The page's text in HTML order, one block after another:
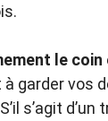
le coin
à garder vos
s’agit d’un